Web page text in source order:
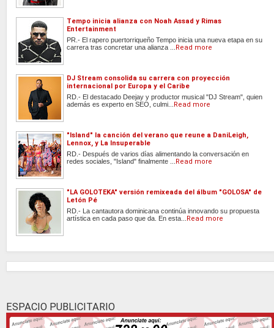
Tempo inicia alianza con Noah Assad y Rimas
Entertainment
PR.- El rapero puertorriqueño Tempo inicia una nueva etapa en su
carrera tras concretar una alianza ...
Read more
DJ Stream consolida su carrera con proyección
internacional por Europa y el Caribe
RD.- El destacado Deejay y productor musical "DJ Stream", quien
además es experto en SEO, culmi...
Read more
"Island" la canción del verano que reune a DaniLeigh,
Lennox, y La Insuperable
RD.- Después de varios días alimentando la conversación en
redes sociales, "Island" finalmente ...
Read more
"LA GOLOTEKA" versión remixeada del álbum "GOLOSA" de
Letón Pé
RD.- La cantautora dominicana continúa innovando su propuesta
artística en cada paso que da. En esta...
Read more
ESPACIO PUBLICITARIO